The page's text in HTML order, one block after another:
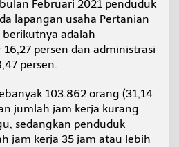
Februari 2021 penduduk
lapangan usaha Pertanian
berikutnya adalah
persen dan administrasi
persen.
103.862 orang (31,14
jumlah jam kerja kurang
sedangkan penduduk
jam kerja 35 jam atau lebih